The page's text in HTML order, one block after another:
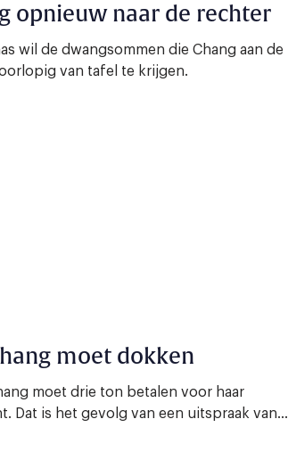
opnieuw naar de rechter
wil de dwangsommen die Chang aan de
van tafel te krijgen.
moet dokken
moet drie ton betalen voor haar
Dat is het gevolg van een uitspraak van...